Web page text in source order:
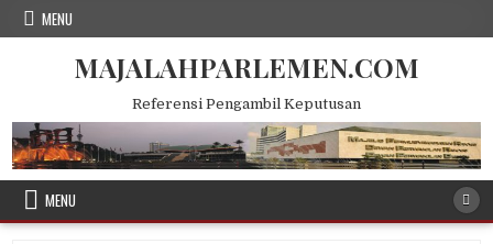
Skip
MENU
MAJALAHPARLEMEN.COM
Referensi Pengambil Keputusan
MENU